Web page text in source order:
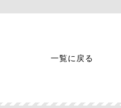
一覧に戻る